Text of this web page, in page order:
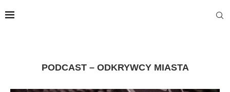
PODCAST – ODKRYWCY MIASTA